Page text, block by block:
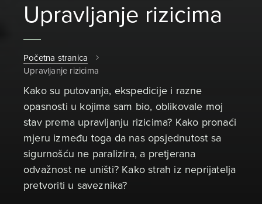
Upravljanje rizicima
Početna stranica
Upravljanje rizicima
Kako su putovanja, ekspedicije i razne
opasnosti u kojima sam bio, oblikovale moj
stav prema upravljanju rizicima? Kako pronaći
mjeru između toga da nas opsjednutost sa
sigurnošću ne paralizira, a pretjerana
odvažnost ne uništi? Kako strah iz neprijatelja
pretvoriti u saveznika?